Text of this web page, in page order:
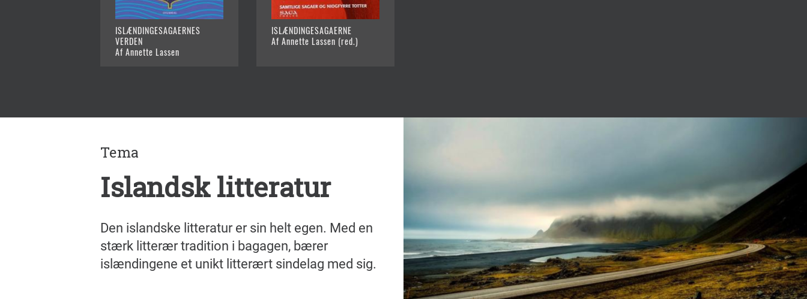
ISLÆNDINGESAGAERNES
VERDEN
Af Annette Lassen
ISLÆNDINGESAGAERNE
Af Annette Lassen (red.)
Tema
Islandsk litteratur
Den islandske litteratur er sin helt egen. Med en
stærk litterær tradition i bagagen, bærer
islændingene et unikt litterært sindelag med sig.